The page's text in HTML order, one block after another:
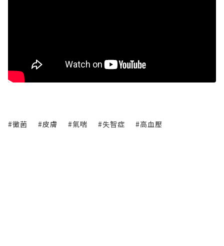
#黴菌 #皮膚 #氣喘 #失智症 #高血壓